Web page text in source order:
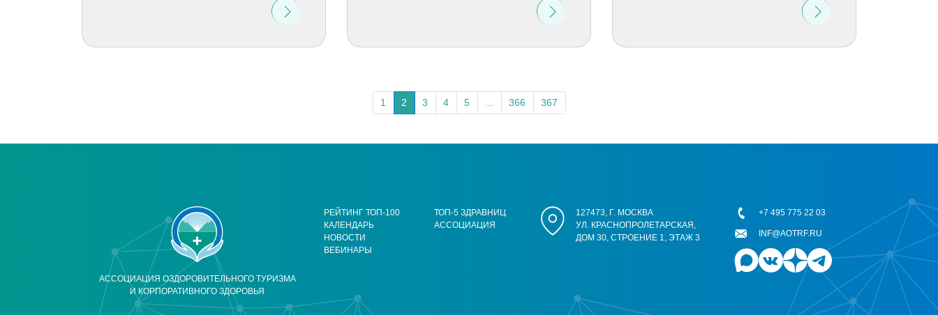
1 2 3 4 5 366 367
АССОЦИАЦИЯ ОЗДОРОВИТЕЛЬНОГО ТУРИЗМА
И КОРПОРАТИВНОГО ЗДОРОВЬЯ
РЕЙТИНГ ТОП-100
КАЛЕНДАРЬ
НОВОСТИ
ВЕБИНАРЫ
ТОП-5 ЗДРАВНИЦ
АССОЦИАЦИЯ
127473, Г. МОСКВА
УЛ. КРАСНОПРОЛЕТАРСКАЯ,
ДОМ 30, СТРОЕНИЕ 1, ЭТАЖ 3
+7 495 775 22 03
INF@AOTRF.RU